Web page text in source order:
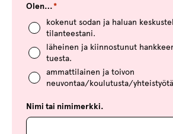
Olen…*
kokenut sodan ja haluan
tilanteestani.
läheinen ja kiinnostunut
tuesta.
ammattilainen ja toivon
neuvontaa/koulutusta/
Nimi tai nimimerkki.